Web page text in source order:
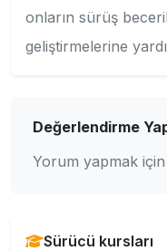
onların sürüş
geliştirmelerine
Değerlendirme
Yorum yapmak için
Sürücü kursları